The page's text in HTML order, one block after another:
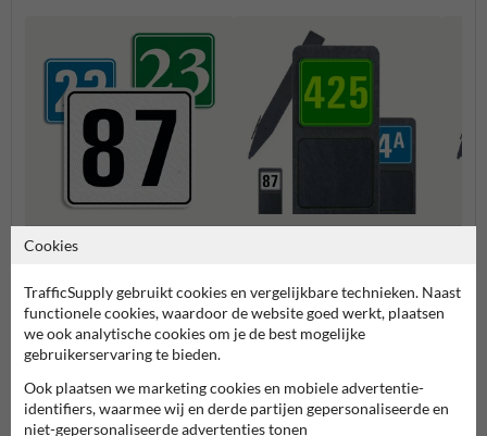
Huisnummerbordjes
Huisnummerborden & palen
Cookies
TrafficSupply gebruikt cookies en vergelijkbare technieken. Naast
functionele cookies, waardoor de website goed werkt, plaatsen
we ook analytische cookies om je de best mogelijke
gebruikerservaring te bieden.
Ook plaatsen we marketing cookies en mobiele advertentie-
identifiers, waarmee wij en derde partijen gepersonaliseerde en
niet-gepersonaliseerde advertenties tonen